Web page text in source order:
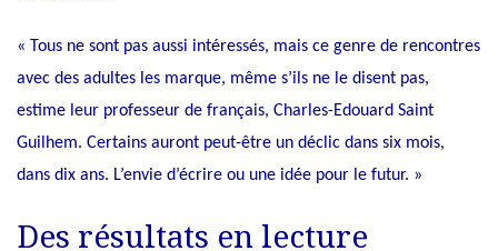
« Tous ne sont pas aussi intéressés, mais ce genre de rencontres
avec des adultes les marque, même s’ils ne le disent pas,
estime leur professeur de français, Charles-Edouard Saint
Guilhem. Certains auront peut-être un déclic dans six mois,
dans dix ans. L’envie d’écrire ou une idée pour le futur. »
Des résultats en lecture